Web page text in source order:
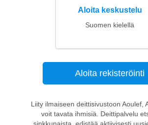
Aloita keskustelu
Suomen kielellä
Aloita rekisteröinti
Liity ilmaiseen deittisivustoon Aoulef,
voit tavata ihmisiä. Deittipalvelu